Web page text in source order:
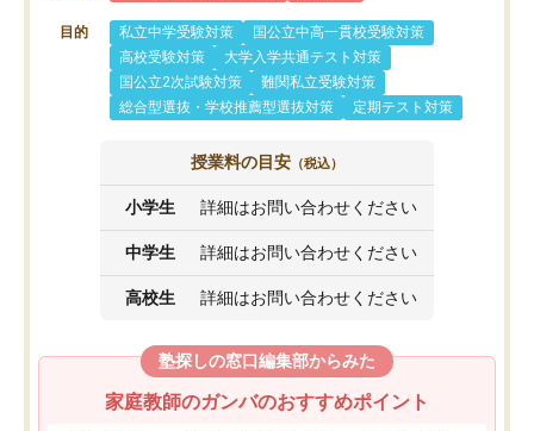
目的 私立中学受験対策
国公立中高一貫校受験対策
高校受験対策
大学入学共通テスト対策
国公立2次試験対策
難関私立受験対策
総合型選抜・学校推薦型選抜対策
定期テスト対策
授業料の目安 （税込）
小学生 詳細はお問い合わせください
中学生 詳細はお問い合わせください
高校生 詳細はお問い合わせください
塾探しの窓口編集部からみた
家庭教師のガンバのおすすめポイント